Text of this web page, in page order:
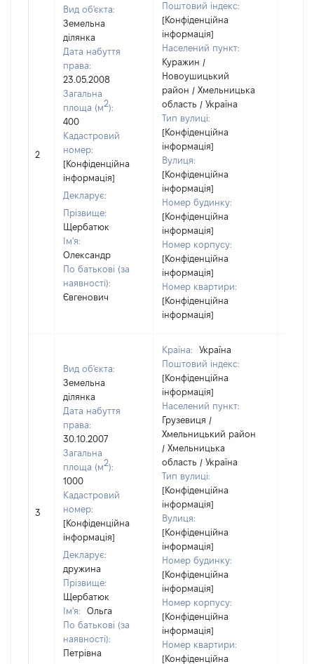
2
Вид об'єкта:
Земельна
ділянка
Дата набуття
права:
23.05.2008
Загальна
площа (м2):
400
Кадастровий
номер:
[Конфіденційна
інформація]
Декларує:
Прізвище:
Щербатюк
Ім'я:
Олександр
По батькові (за
наявності):
Євгенович
Поштовий індекс:
[Конфіденційна
інформація]
Населений пункт:
Куражин /
Новоушицький
район / Хмельницька
область / Україна
Тип вулиці:
[Конфіденційна
інформація]
Вулиця:
[Конфіденційна
інформація]
Номер будинку:
[Конфіденційна
інформація]
Номер корпусу:
[Конфіденційна
інформація]
Номер квартири:
[Конфіденційна
інформація]
3
Вид об'єкта:
Земельна
ділянка
Дата набуття
права:
30.10.2007
Загальна
площа (м2):
1000
Кадастровий
номер:
[Конфіденційна
інформація]
Декларує:
дружина
Прізвище:
Щербатюк
Ім'я:
Ольга
По батькові (за
наявності):
Петрівна
Країна:
Україна
Поштовий індекс:
[Конфіденційна
інформація]
Населений пункт:
Грузевиця /
Хмельницький район
/ Хмельницька
область / Україна
Тип вулиці:
[Конфіденційна
інформація]
Вулиця:
[Конфіденційна
інформація]
Номер будинку:
[Конфіденційна
інформація]
Номер корпусу:
[Конфіденційна
інформація]
Номер квартири:
[Конфіденційна